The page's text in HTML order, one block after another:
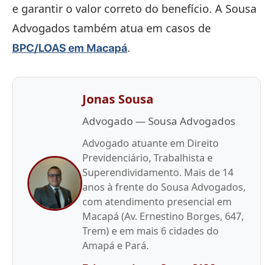
e garantir o valor correto do benefício. A Sousa
Advogados também atua em casos de
BPC/LOAS em Macapá.
Jonas Sousa
Advogado — Sousa Advogados
Advogado atuante em Direito
Previdenciário, Trabalhista e
Superendividamento. Mais de 14
anos à frente do Sousa Advogados,
com atendimento presencial em
Macapá (Av. Ernestino Borges, 647,
Trem) e em mais 6 cidades do
Amapá e Pará.